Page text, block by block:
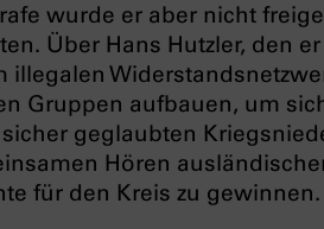
wurde er aber nicht
Über Hans Hutzler, den
illegalen
Gruppen aufbauen, um
geglaubten
Hören
für den Kreis zu gewinnen.